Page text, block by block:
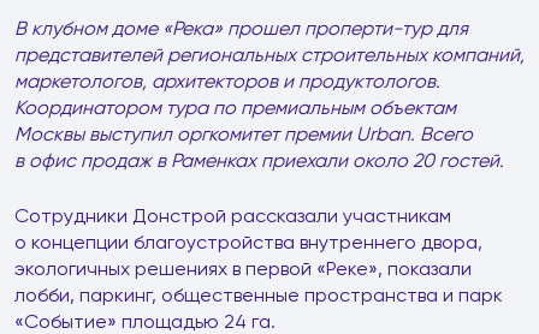
В клубном доме «Река» прошел проперти-тур для
представителей региональных строительных компаний,
маркетологов, архитекторов и продуктологов.
Координатором тура по премиальным объектам
Москвы выступил оргкомитет премии Urban. Всего
в офис продаж в Раменках приехали около 20 гостей.
Сотрудники Донстрой рассказали участникам
о концепции благоустройства внутреннего двора,
экологичных решениях в первой «Реке», показали
лобби, паркинг, общественные пространства и парк
«Событие» площадью 24 га.